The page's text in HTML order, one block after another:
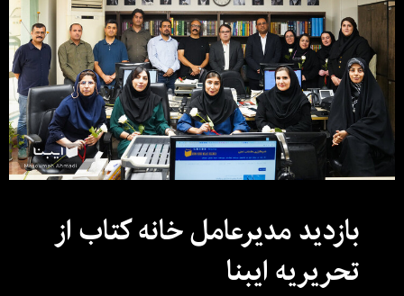
بازدید مدیرعامل خانه کتاب از
تحریریه ایبنا